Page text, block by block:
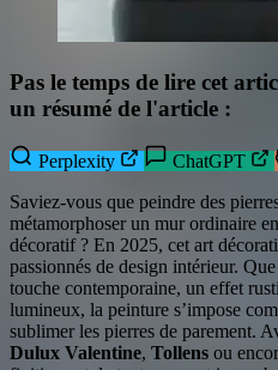
Pas le temps de lire cet
un résumé de l'article :
Perplexity ChatGPT
Saviez-vous que peindre des
métamorphoser un mur ordinaire
décoratif ? En 2025, cet art
passionnés de design intérieur.
touche contemporaine, un effet
lumineux, la peinture s’impose
sublimer les pierres de parement.
Dulux Valentine, Tollens ou